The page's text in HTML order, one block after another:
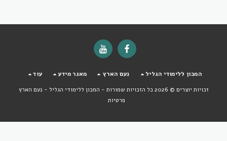
המכון ללימודי הגליל נעם הארץ מאגר מידע
עוד
זכויות יוצרים © 2026 כל הזכויות שמורות -
המכון ללימודי הגליל - נעם הארץ
פרטיות